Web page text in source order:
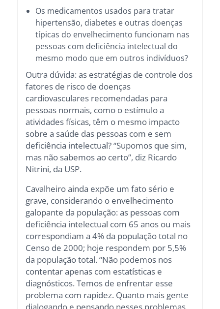
Os medicamentos usados para tratar
hipertensão, diabetes e outras doenças
típicas do envelhecimento funcionam nas
pessoas com deficiência intelectual do
mesmo modo que em outros indivíduos?
Outra dúvida: as estratégias de controle dos
fatores de risco de doenças
cardiovasculares recomendadas para
pessoas normais, como o estímulo a
atividades físicas, têm o mesmo impacto
sobre a saúde das pessoas com e sem
deficiência intelectual? “Supomos que sim,
mas não sabemos ao certo”, diz Ricardo
Nitrini, da USP.
Cavalheiro ainda expõe um fato sério e
grave, considerando o envelhecimento
galopante da população: as pessoas com
deficiência intelectual com 65 anos ou mais
correspondiam a 4% da população total no
Censo de 2000; hoje respondem por 5,5%
da população total. “Não podemos nos
contentar apenas com estatísticas e
diagnósticos. Temos de enfrentar esse
problema com rapidez. Quanto mais gente
dialogando e pensando nesses problemas,